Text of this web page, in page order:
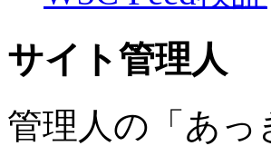
サイト管理人
管理人の「あっ